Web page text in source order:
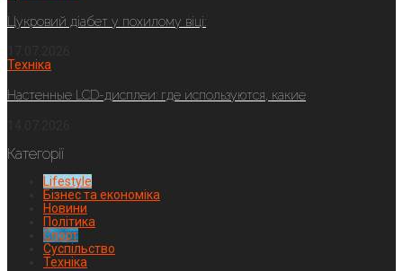
Цукровий діабет у похилому віці:
Техніка
Настенные LCD-дисплеи: где используются, какие
Категорії
Lifestyle
Бізнес та економіка
Новини
Політика
Спорт
Суспільство
Техніка